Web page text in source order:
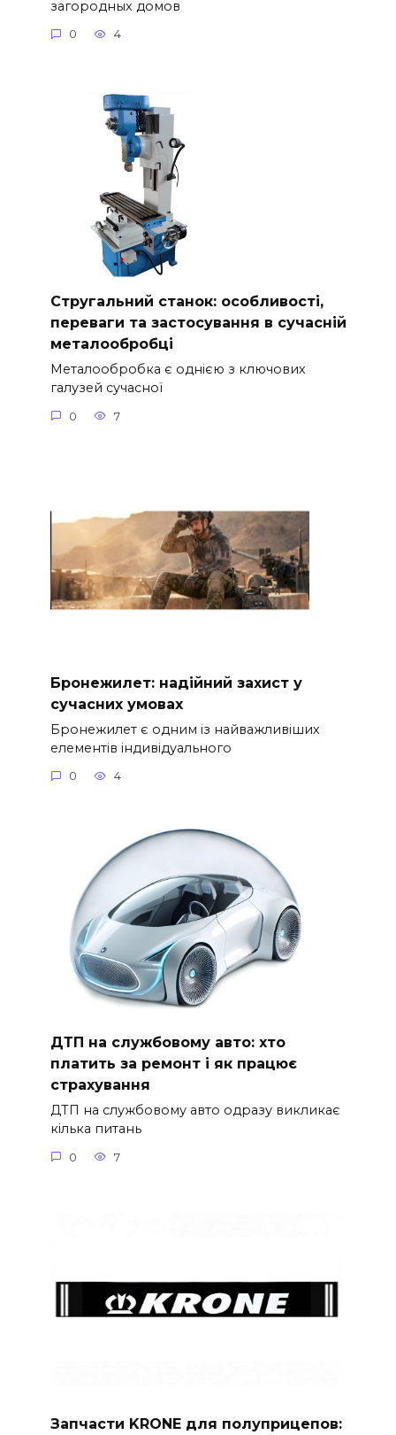
загородных домов
0 4
Стругальний станок: особливості,
переваги та застосування в сучасній
металообробці
Металообробка є однією з ключових
галузей сучасної
0 7
Бронежилет: надійний захист у
сучасних умовах
Бронежилет є одним із найважливіших
елементів індивідуального
0 4
ДТП на службовому авто: хто
платить за ремонт і як працює
страхування
ДТП на службовому авто одразу викликає
кілька питань
0 7
Запчасти KRONE для полуприцепов: